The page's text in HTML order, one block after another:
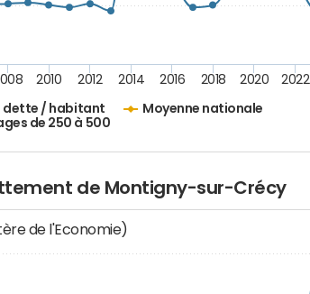
dette / habitant
Moyenne nationale
de 250 à 500
2010 2012 2014 2016 2018 2020 2022
de Montigny-sur-Crécy
de l'Economie)